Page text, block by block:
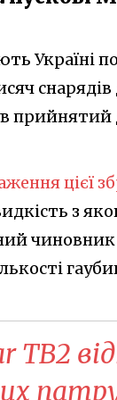
Україні
прийнятий
цієї
з
TB2